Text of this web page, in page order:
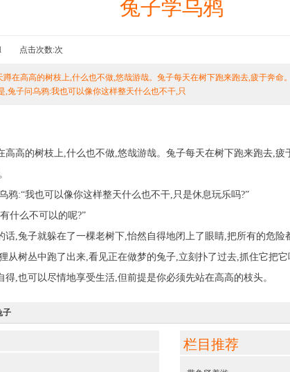
兔子学乌鸦
点击次数:次
蹲在高高的树枝上,什么也不做,悠哉游哉。兔子每天在树下跑来跑去,疲于奔命
,兔子问乌鸦:我也可以像你这样整天什么也不干,只
的树枝上,什么也不做,悠哉游哉。兔子每天在树下跑来跑去,疲
。
:“我也可以像你这样整天什么也不干,只是休息玩乐吗?”
什么不可以的呢?”
,兔子就躲在了一棵老树下,怡然自得地闭上了眼睛,把所有的危险
树丛中跑了出来,看见正在做梦的兔子,立刻扑了过去,抓住它把
也可以尽情地享受生活,但前提是你必须先站在高高的枝头。
子
栏目推荐